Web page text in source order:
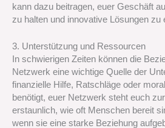
kann dazu beitragen, euer Geschäft
zu halten und innovative Lösungen zu
3. Unterstützung und Ressourcen
In schwierigen Zeiten können die
Netzwerk eine wichtige Quelle der
finanzielle Hilfe, Ratschläge oder
benötigt, euer Netzwerk steht euch
erstaunlich, wie oft Menschen bereit
wenn sie eine starke Beziehung